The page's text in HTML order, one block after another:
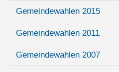
Gemeindewahlen 2015
Gemeindewahlen 2011
Gemeindewahlen 2007